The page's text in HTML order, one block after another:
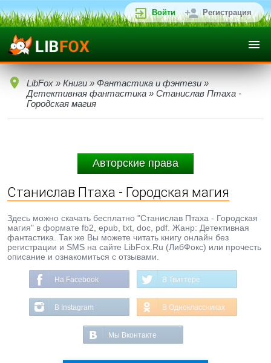
Войти Регистрация
LibFox » Книги » Фантастика и фэнтези »
Детективная фантастика » Станислав Птаха -
Городская магия
Авторские права
Станислав Птаха - Городская магия
Здесь можно скачать бесплатно "Станислав Птаха - Городская
магия" в формате fb2, epub, txt, doc, pdf. Жанр: Детективная
фантастика. Так же Вы можете читать книгу онлайн без
регистрации и SMS на сайте LibFox.Ru (ЛибФокс) или прочесть
описание и ознакомиться с отзывами.
На Facebook В Твиттере
В Instagram В Одноклассниках
Мы Вконтакте